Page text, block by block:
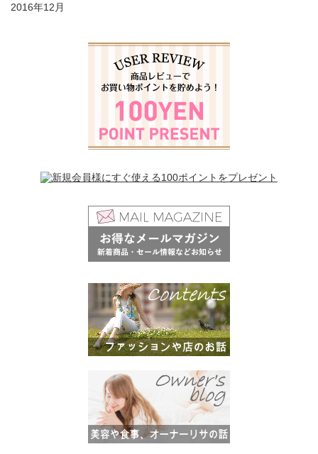
2016年12月